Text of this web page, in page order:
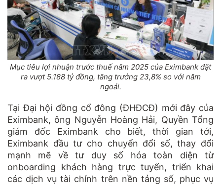
Mục tiêu lợi nhuận trước thuế năm 2025 của Eximbank đặt
ra vượt 5.188 tỷ đồng, tăng trưởng 23,8% so với năm
ngoái.
Tại Đại hội đồng cổ đông (ĐHĐCĐ) mới đây của
Eximbank, ông Nguyễn Hoàng Hải, Quyền Tổng
giám đốc Eximbank cho biết, thời gian tới,
Eximbank đầu tư cho chuyển đổi số, thay đổi
mạnh mẽ về tư duy số hóa toàn diện từ
onboarding khách hàng trực tuyến, triển khai
các dịch vụ tài chính trên nền tảng số, phục vụ